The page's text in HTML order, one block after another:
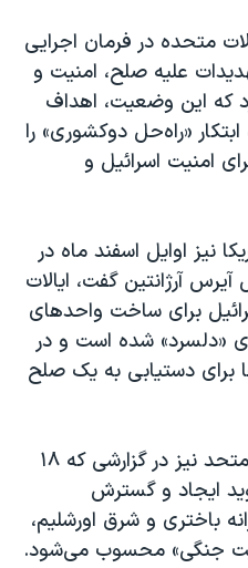
متحده در فرمان اجرایی
علیه صلح، امنیت و
که این وضعیت، اهداف
«راه‌حل دوکشوری» را
امنیت اسرائیل و
نیز اوایل اسفند ماه در
آرژانتین گفت، ایالات
برای ساخت واحدهای
«دلسرد» شده است و در
برای دستیابی به یک صلح
دفتر حقوق بشر سازمان ملل متحد نیز در گزارشی که ۱۸
ایجاد و گسترش
باختری و شرق اورشلیم،
جنگی» محسوب می‌شود.